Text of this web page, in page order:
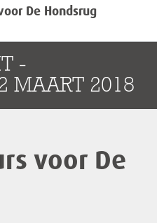
De Hondsrug
-
MAART 2018
voor De